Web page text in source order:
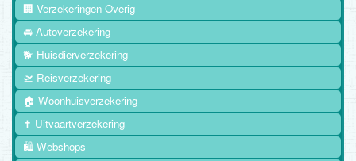
🏢 Verzekeringen Overig
🚘 Autoverzekering
🐕 Huisdierverzekering
🛫 Reisverzekering
🏠 Woonhuisverzekering
✝️ Uitvaartverzekering
🛍️ Webshops